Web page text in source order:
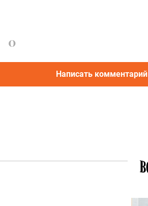
0
Написать комментарий